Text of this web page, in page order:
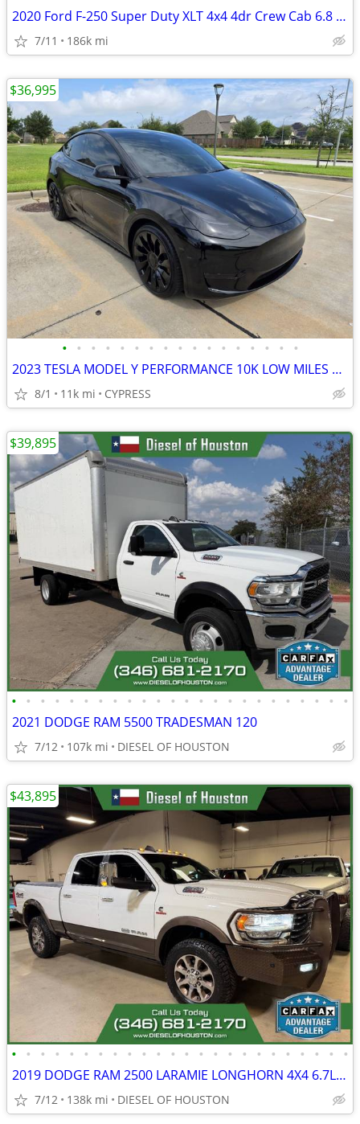
2020 Ford F-250 Super Duty XLT 4x4 4dr Crew Cab 6.8 ft. SB Pickup
7/11 186k mi
• • • • • • • • • • • • • • • • •
2023 TESLA MODEL Y PERFORMANCE 10K LOW MILES 21" Wheels
8/1 11k mi CYPRESS
$36,995
• • • • • • • • • • • • • • • • • • • • • • • •
2021 DODGE RAM 5500 TRADESMAN 120
7/12 107k mi DIESEL OF HOUSTON
$39,895
• • • • • • • • • • • • • • • • • • • • • • • •
2019 DODGE RAM 2500 LARAMIE LONGHORN 4X4 6.7L CUMMINS DIESEL
7/12 138k mi DIESEL OF HOUSTON
$43,895